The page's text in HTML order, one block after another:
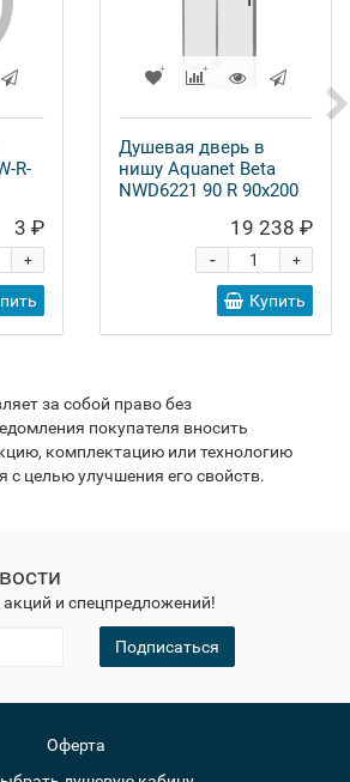
R-
3 ₽
+
Душевая дверь в
нишу Aquanet Beta
NWD6221 90 R 90x200
19 238 ₽
+
-
Купить
за собой право без
покупателя вносить
комплектацию или технологию
с целью улучшения его свойств.
акций и спецпредложений!
Подписаться
Оферта